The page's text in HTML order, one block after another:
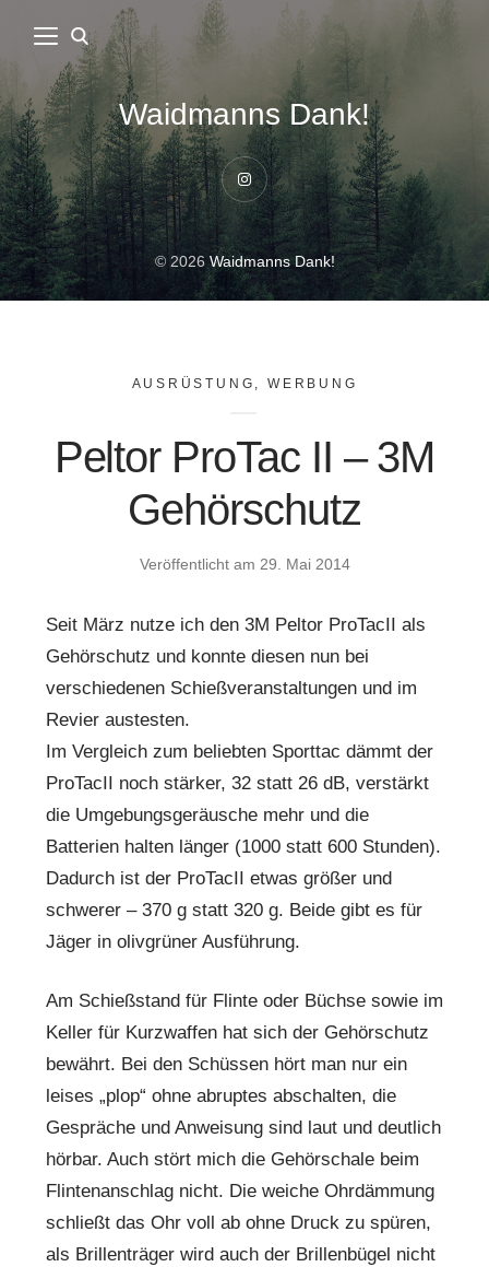
Waidmanns Dank!
Instagram
© 2026Waidmanns Dank!
AUSRÜSTUNG WERBUNG
Peltor ProTac II – 3M
Gehörschutz
Veröffentlicht am 29. Mai 2014
Seit März nutze ich den 3M Peltor ProTacII als
Gehörschutz und konnte diesen nun bei
verschiedenen Schießveranstaltungen und im
Revier austesten.
Im Vergleich zum beliebten Sporttac dämmt der
ProTacII noch stärker, 32 statt 26 dB, verstärkt
die Umgebungsgeräusche mehr und die
Batterien halten länger (1000 statt 600 Stunden).
Dadurch ist der ProTacII etwas größer und
schwerer – 370 g statt 320 g. Beide gibt es für
Jäger in olivgrüner Ausführung.
Am Schießstand für Flinte oder Büchse sowie im
Keller für Kurzwaffen hat sich der Gehörschutz
bewährt. Bei den Schüssen hört man nur ein
leises „plop“ ohne abruptes abschalten, die
Gespräche und Anweisung sind laut und deutlich
hörbar. Auch stört mich die Gehörschale beim
Flintenanschlag nicht. Die weiche Ohrdämmung
schließt das Ohr voll ab ohne Druck zu spüren,
als Brillenträger wird auch der Brillenbügel nicht